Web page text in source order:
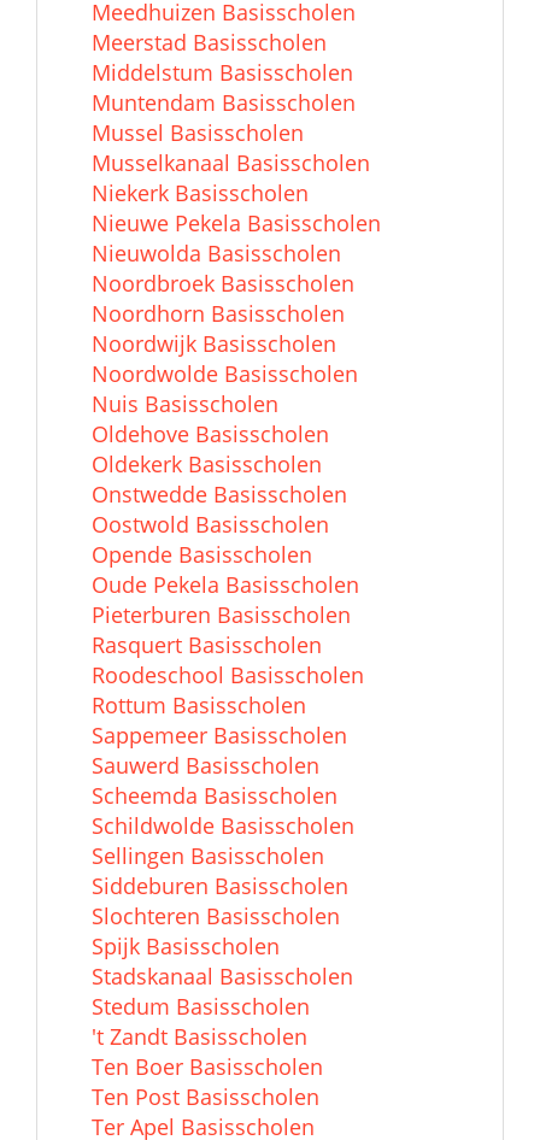
Meedhuizen Basisscholen
Meerstad Basisscholen
Middelstum Basisscholen
Muntendam Basisscholen
Mussel Basisscholen
Musselkanaal Basisscholen
Niekerk Basisscholen
Nieuwe Pekela Basisscholen
Nieuwolda Basisscholen
Noordbroek Basisscholen
Noordhorn Basisscholen
Noordwijk Basisscholen
Noordwolde Basisscholen
Nuis Basisscholen
Oldehove Basisscholen
Oldekerk Basisscholen
Onstwedde Basisscholen
Oostwold Basisscholen
Opende Basisscholen
Oude Pekela Basisscholen
Pieterburen Basisscholen
Rasquert Basisscholen
Roodeschool Basisscholen
Rottum Basisscholen
Sappemeer Basisscholen
Sauwerd Basisscholen
Scheemda Basisscholen
Schildwolde Basisscholen
Sellingen Basisscholen
Siddeburen Basisscholen
Slochteren Basisscholen
Spijk Basisscholen
Stadskanaal Basisscholen
Stedum Basisscholen
't Zandt Basisscholen
Ten Boer Basisscholen
Ten Post Basisscholen
Ter Apel Basisscholen